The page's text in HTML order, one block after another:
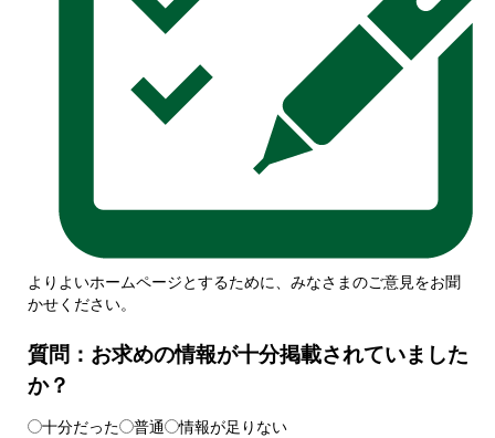
よりよいホームページとするために、みなさまのご意見をお聞
かせください。
質問：お求めの情報が十分掲載されていました
か？
十分だった 普通 情報が足りない